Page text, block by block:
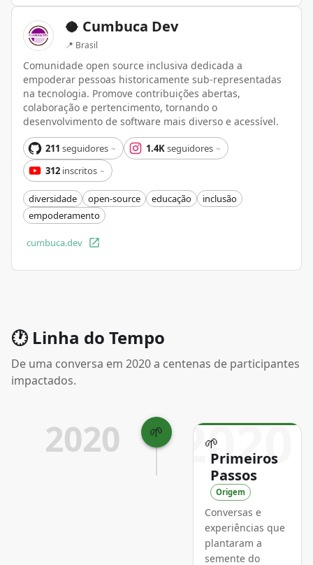
🥥 Cumbuca Dev
📍 Brasil
Comunidade open source inclusiva dedicada a
empoderar pessoas historicamente sub-representadas
na tecnologia. Promove contribuições abertas,
colaboração e pertencimento, tornando o
desenvolvimento de software mais diverso e acessível.
211 seguidores ~ 1.4Kseguidores ~
312 inscritos ~
diversidade open-source educação
inclusão
empoderamento
cumbuca.dev
🕐 Linha do Tempo
De uma conversa em 2020 a centenas de participantes
impactados.
2020 🌱 2020
🌱
Primeiros
Passos
Origem
Conversas e
experiências que
plantaram a
semente do